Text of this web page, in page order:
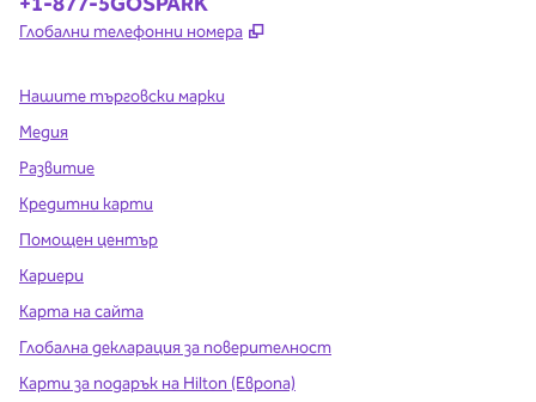
Глобални телефонни номера ,
Нашите търговски марки
Медия
Развитие
Кредитни карти
Помощен център
Кариери
Карта на сайта
Глобална декларация за поверителност
Карти за подарък на Hilton (Европа)